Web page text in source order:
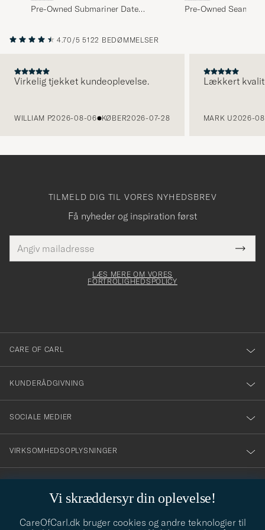
Pre-Owned Submariner Date
Pre-Owned
4.70/5 5122 BEDØMMELSER
Virkelig tjekket kundeoplevelse.
WILLIAM P2026-08-06 KØBER2026-07-28
Lækkert
MARK U2026-
Vi skræddersyr din oplevelse!
CareOfCarl.dk bruger cookies og andre teknologier til
TILMELD DIG TIL VORES NYHEDSBREV
Få nyheder og inspiration først
mailadresse
skal
Tack
för
dig
till
vårt
nyhetsbrev!
LÆS MERE OM VORES
FORTROLIGHEDSPOLICY
CARE OF CARL
KUNDERÅDGIVNING
SOCIALE MEDIER
VIRKSOMHEDSOPLYSNINGER
Behøver du hjælp til at finde din stil? Lad os hjælpe dig, vi hjælper